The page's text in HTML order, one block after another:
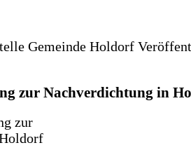
Gemeinde Holdorf
zur Nachverdichtung in